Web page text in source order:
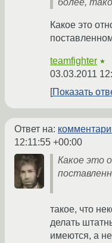
более,
Какое это
teamfighter ★
03.03.2011
Показать
Ответ на:
12:11:55 +00:00
Какое это
такое, что
делать
имеются, а